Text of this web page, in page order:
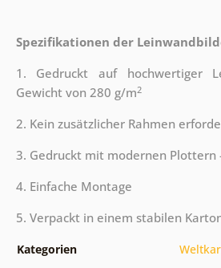
Spezifikationen der
1. Gedruckt auf hochwertiger
Gewicht von 280 g/m2
2. Kein zusätzlicher Rahmen
3. Gedruckt mit modernen Plottern
4. Einfache Montage
5. Verpackt in einem stabilen
Kategorien